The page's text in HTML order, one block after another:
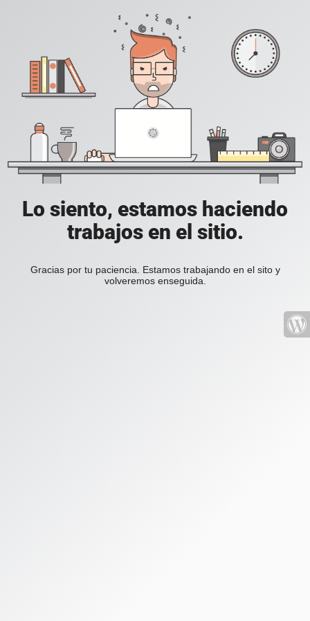
Lo siento, estamos haciendo
trabajos en el sitio.
Gracias por tu paciencia. Estamos trabajando en el sito y
volveremos enseguida.